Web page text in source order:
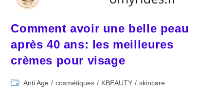
Comment avoir une belle peau
après 40 ans: les meilleures
crèmes pour visage
PostAnti Age / cosmétiques / KBEAUTY / skincare